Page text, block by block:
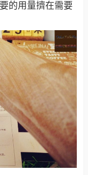
的用量擠在需要